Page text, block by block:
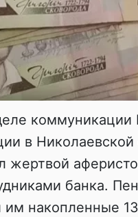
коммуникации
в Николаевской
жертвой
банка.
накопленные